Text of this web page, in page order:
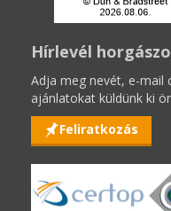
Hírlevél
Adja meg nevét, e-mail
ajánlatokat küldünk ki
Feliratkozás